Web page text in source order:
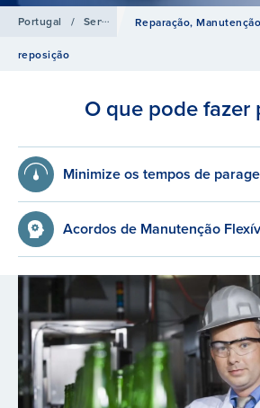
Portugal / Serviços
Reparação,
reposição
O que pode fazer
Minimize os tempos de
Acordos de Manutenção